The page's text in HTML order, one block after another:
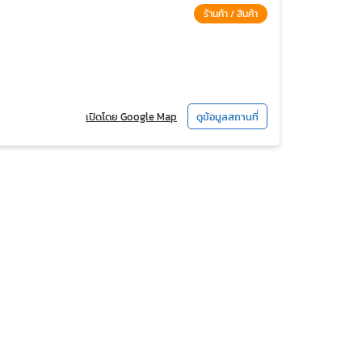
ร้านค้า / สินค้า
เปิดโดย Google Map ดูข้อมูลสถานที่